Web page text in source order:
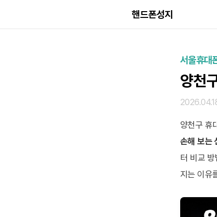
핸드폰성지
서울휴대
양천
양천구 휴
손해 보는
터 비교
지는 이유